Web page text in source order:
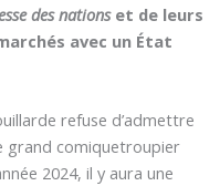
des nationset de leurs
avec un État
refuse d’admettre
grand comiquetroupier
2024, il y aura une